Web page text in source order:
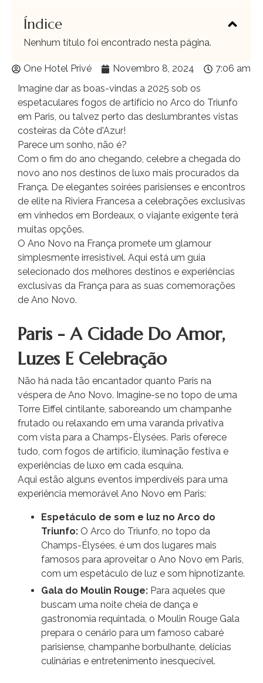
Índice
Nenhum título foi encontrado nesta página.
One Hotel Privé Novembro 8, 2024
7:06 am
Imagine dar as boas-vindas a 2025 sob os
espetaculares fogos de artifício no Arco do Triunfo
em Paris, ou talvez perto das deslumbrantes vistas
costeiras da Côte d'Azur!
Parece um sonho, não é?
Com o fim do ano chegando, celebre a chegada do
novo ano nos destinos de luxo mais procurados da
França. De elegantes soirées parisienses e encontros
de elite na Riviera Francesa a celebrações exclusivas
em vinhedos em Bordeaux, o viajante exigente terá
muitas opções.
O Ano Novo na França promete um glamour
simplesmente irresistível. Aqui está um guia
selecionado dos melhores destinos e experiências
exclusivas da França para as suas comemorações
de Ano Novo.
Paris - A Cidade Do Amor,
Luzes E Celebração
Não há nada tão encantador quanto Paris na
véspera de Ano Novo. Imagine-se no topo de uma
Torre Eiffel cintilante, saboreando um champanhe
frutado ou relaxando em uma varanda privativa
com vista para a Champs-Élysées. Paris oferece
tudo, com fogos de artifício, iluminação festiva e
experiências de luxo em cada esquina.
Aqui estão alguns eventos imperdíveis para uma
experiência memorável Ano Novo em Paris:
Espetáculo de som e luz no Arco do
Triunfo: O Arco do Triunfo, no topo da
Champs-Élysées, é um dos lugares mais
famosos para aproveitar o Ano Novo em Paris,
com um espetáculo de luz e som hipnotizante.
Gala do Moulin Rouge: Para aqueles que
buscam uma noite cheia de dança e
gastronomia requintada, o Moulin Rouge Gala
prepara o cenário para um famoso cabaré
parisiense, champanhe borbulhante, delícias
culinárias e entretenimento inesquecível.